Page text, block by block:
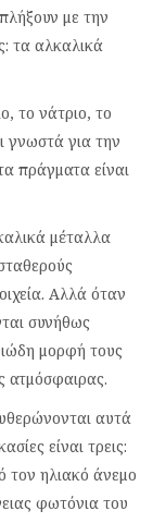
με την
τα αλκαλικά
το νάτριο, το
γνωστά για την
πράγματα είναι
μέταλλα
Αλλά όταν
συνήθως
μορφή τους
ατμόσφαιρας.
αυτά
είναι τρεις:
τον ηλιακό άνεμο
φωτόνια του